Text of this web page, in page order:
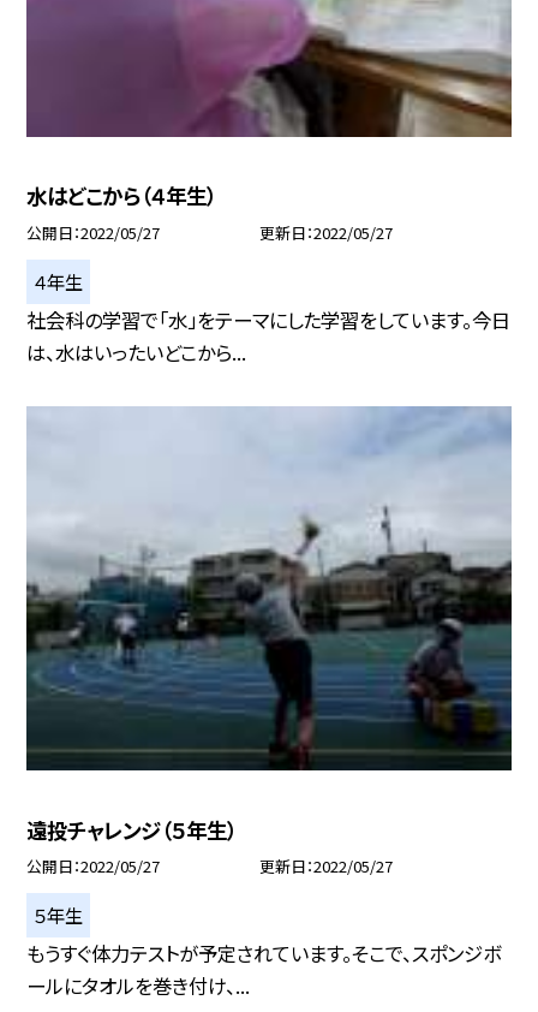
水はどこから（４年生）
公開日 2022/05/27 更新日 2022/05/27
４年生
社会科の学習で「水」をテーマにした学習をしています。今日
は、水はいったいどこから...
遠投チャレンジ（５年生）
公開日 2022/05/27 更新日 2022/05/27
５年生
もうすぐ体力テストが予定されています。そこで、スポンジボ
ールにタオルを巻き付け、...